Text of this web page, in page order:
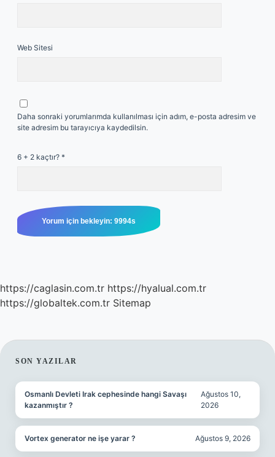
Web Sitesi
Daha sonraki yorumlarımda kullanılması için adım, e-posta adresim ve
site adresim bu tarayıcıya kaydedilsin.
6 + 2 kaçtır? *
https://caglasin.com.tr https://hyalual.com.tr
https://globaltek.com.tr Sitemap
SIDEBAR
SON YAZILAR
Osmanlı Devleti Irak cephesinde hangi Savaşı
kazanmıştır ?
Ağustos 10,
2026
Vortex generator ne işe yarar ? Ağustos 9, 2026